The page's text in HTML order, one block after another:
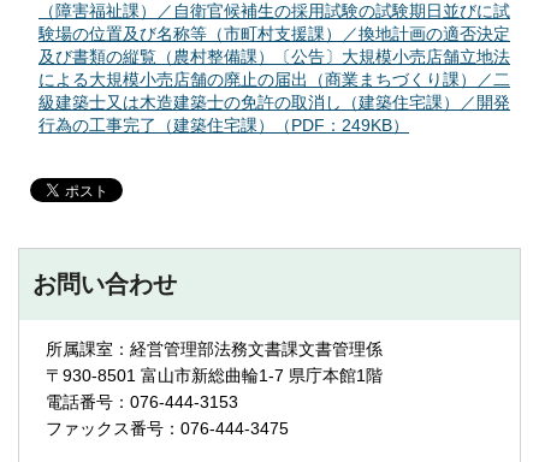
（障害福祉課）／自衛官候補生の採用試験の試験期日並びに試
験場の位置及び名称等（市町村支援課）／換地計画の適否決定
及び書類の縦覧（農村整備課）〔公告〕大規模小売店舗立地法
による大規模小売店舗の廃止の届出（商業まちづくり課）／二
級建築士又は木造建築士の免許の取消し（建築住宅課）／開発
行為の工事完了（建築住宅課）（PDF：249KB）
お問い合わせ
所属課室：経営管理部法務文書課文書管理係
〒930-8501 富山市新総曲輪1-7 県庁本館1階
電話番号：076-444-3153
ファックス番号：076-444-3475